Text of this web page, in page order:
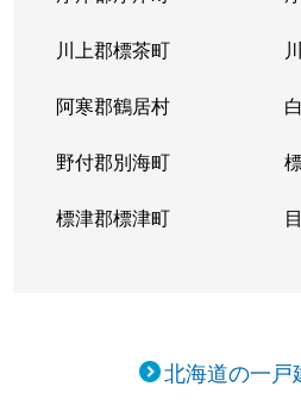
川上郡標茶町
阿寒郡鶴居村
野付郡別海町
標津郡標津町
北海道の一戸